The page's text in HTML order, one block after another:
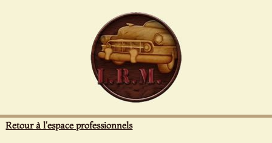
Retour à l'espace professionnels